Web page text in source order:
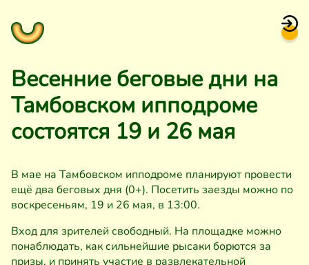
Весенние беговые дни на
Тамбовском ипподроме
состоятся 19 и 26 мая
В мае на Тамбовском ипподроме планируют провести
ещё два беговых дня (0+). Посетить заезды можно по
воскресеньям, 19 и 26 мая, в 13:00.
Вход для зрителей свободный. На площадке можно
понаблюдать, как сильнейшие рысаки борются за
призы, и принять участие в развлекательной